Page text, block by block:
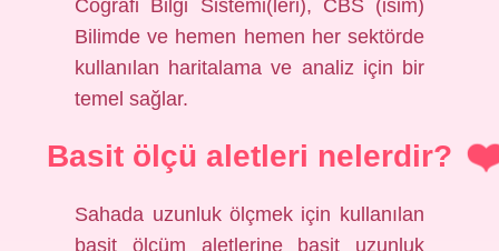
Coğrafi Bilgi Sistemi(leri), CBS (isim)
Bilimde ve hemen hemen her sektörde
kullanılan haritalama ve analiz için bir
temel sağlar.
Basit ölçü aletleri nelerdir?
Sahada uzunluk ölçmek için kullanılan
basit ölçüm aletlerine basit uzunluk